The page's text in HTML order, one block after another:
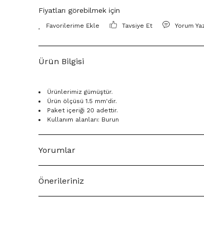
Fiyatları görebilmek için
Tavsiye Et Yorum
Ürün Bilgisi
Ürünlerimiz gümüştür.
Ürün ölçüsü 1.5 mm'dir.
Paket içeriği 20 adettir.
Kullanım alanları: Burun
Yorumlar
Önerileriniz